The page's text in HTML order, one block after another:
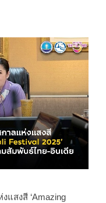
สงสี ‘Amazing